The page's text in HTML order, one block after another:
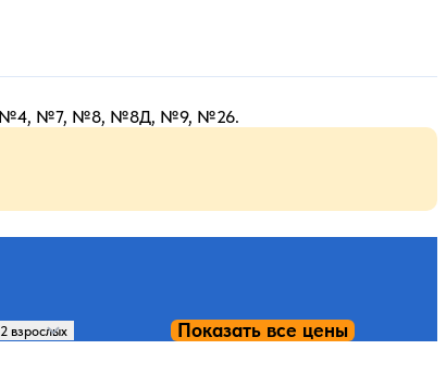
№2, №4, №7, №8, №8Д, №9, №26.
Показать все цены